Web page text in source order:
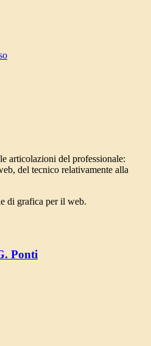
articolazioni del professionale:
del tecnico relativamente alla
di grafica per il web.
Ponti